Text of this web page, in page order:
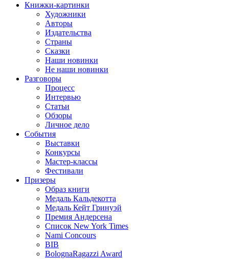
Книжки-картинки
Художники
Авторы
Издательства
Страны
Сказки
Наши новинки
Не наши новинки
Разговоры
Процесс
Интервью
Статьи
Обзоры
Личное дело
События
Выставки
Конкурсы
Мастер-классы
Фестивали
Призеры
Образ книги
Медаль Кальдекотта
Медаль Кейт Гринуэй
Премия Андерсена
Список New York Times
Nami Concours
BIB
BolognaRagazzi Award